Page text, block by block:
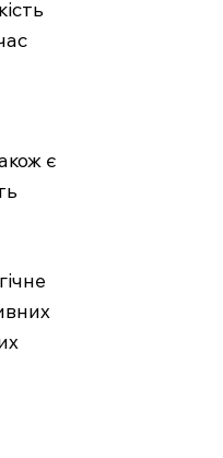
є